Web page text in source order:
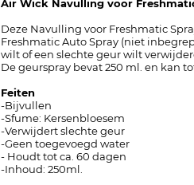
Air Wick Navulling voor
Deze Navulling voor Freshmatic
Freshmatic Auto Spray (niet
wilt of een slechte geur wilt
De geurspray bevat 250 ml. en kan
Feiten
-Bijvullen
-Sfume: Kersenbloesem
-Verwijdert slechte geur
-Geen toegevoegd water
- Houdt tot ca. 60 dagen
-Inhoud: 250ml.